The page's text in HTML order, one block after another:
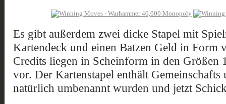
Es gibt außerdem zwei dicke Stapel mit
Kartendeck und einen Batzen Geld in Form
Credits liegen in Scheinform in den Größen
vor. Der Kartenstapel enthält
natürlich umbenannt wurden und jetzt